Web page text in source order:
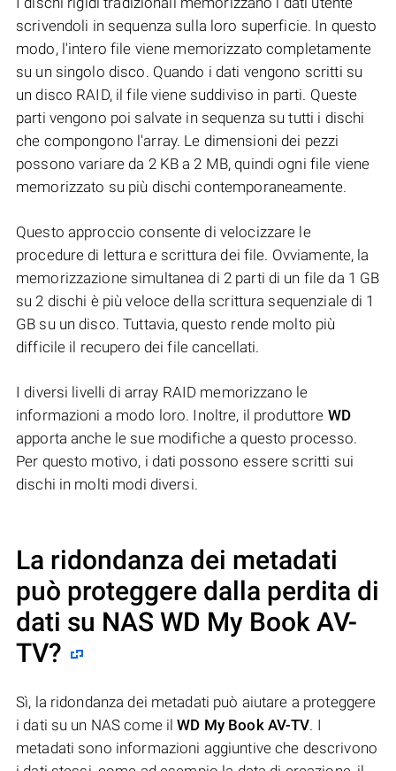
scrivendoli in sequenza sulla loro superficie. In questo
modo, l'intero file viene memorizzato completamente
su un singolo disco. Quando i dati vengono scritti su
un disco RAID, il file viene suddiviso in parti. Queste
parti vengono poi salvate in sequenza su tutti i dischi
che compongono l'array. Le dimensioni dei pezzi
possono variare da 2 KB a 2 MB, quindi ogni file viene
memorizzato su più dischi contemporaneamente.
Questo approccio consente di velocizzare le
procedure di lettura e scrittura dei file. Ovviamente, la
memorizzazione simultanea di 2 parti di un file da 1 GB
su 2 dischi è più veloce della scrittura sequenziale di 1
GB su un disco. Tuttavia, questo rende molto più
difficile il recupero dei file cancellati.
I diversi livelli di array RAID memorizzano le
informazioni a modo loro. Inoltre, il produttore WD
apporta anche le sue modifiche a questo processo.
Per questo motivo, i dati possono essere scritti sui
dischi in molti modi diversi.
La ridondanza dei metadati
può proteggere dalla perdita di
dati su NAS WD My Book AV-
TV?
Sì, la ridondanza dei metadati può aiutare a proteggere
i dati su un NAS come ilWD My Book AV-TV. I
metadati sono informazioni aggiuntive che descrivono